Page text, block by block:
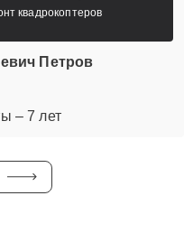
квадрокоптеров
Петров
– 7 лет